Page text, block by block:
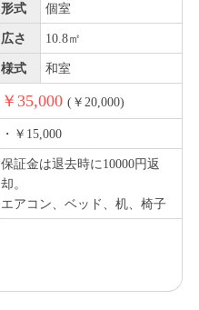
形式 個室
広さ 10.8㎡
様式 和室
￥35,000 (￥20,000)
・￥15,000
保証金は退去時に10000円返
却。
エアコン、ベッド、机、椅子